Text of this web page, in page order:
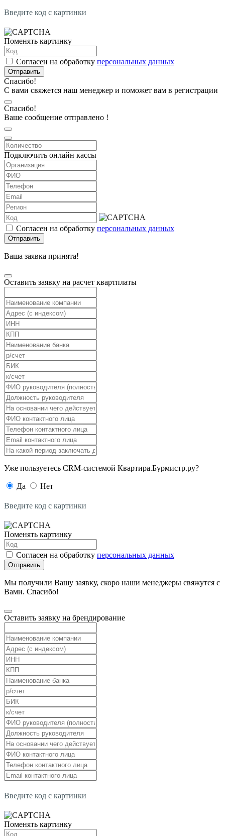
Введите код с картинки
Поменять картинку
Согласен на обработку персональных данных
Отправить
Спасибо!
С вами свяжется наш менеджер и поможет вам в регистрации
Спасибо!
Ваше сообщение отправлено !
Подключить онлайн кассы
Согласен на обработку персональных данных
Отправить
Ваша заявка принята!
Оставить заявку на расчет квартплаты
Уже пользуетесь CRM-системой Квартира.Бурмистр.ру?
Да Нет
Введите код с картинки
Поменять картинку
Согласен на обработку персональных данных
Отправить
Мы получили Вашу заявку, скоро наши менеджеры свяжутся с
Вами. Спасибо!
Оставить заявку на брендирование
Введите код с картинки
Поменять картинку